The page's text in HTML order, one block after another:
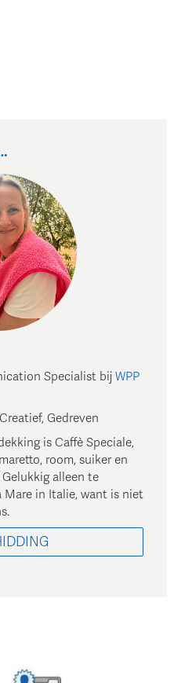
Specialist bij WPP
Gedreven
is Caffè Speciale,
room, suiker en
alleen te
Mare in Italie, want is niet